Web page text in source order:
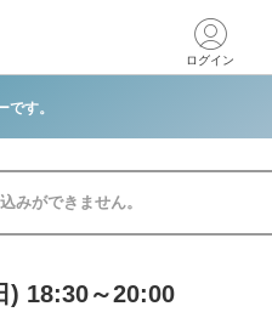
ログイン
です。
みができません。
) 18:30～20:00